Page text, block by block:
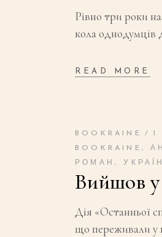
Рівно три роки
кола однодумців
READ MORE
BOOKRAINE
BOOKRAINE ,
РОМАН ,
Вийшов у
Дія «Останньої
що переживали у